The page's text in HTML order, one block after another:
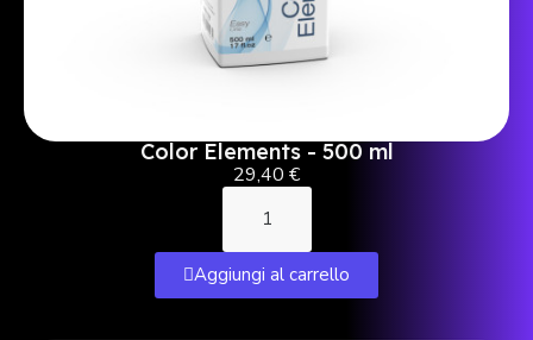
Color Elements - 500 ml
29,40 €
Aggiungi al carrello